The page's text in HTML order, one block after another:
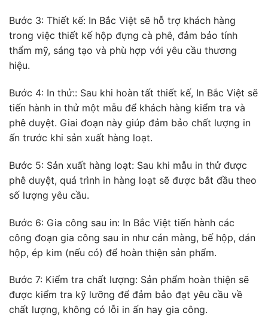
Bước 3: Thiết kế: In Bắc Việt sẽ hỗ trợ khách hàng
trong việc thiết kế hộp đựng cà phê, đảm bảo tính
thẩm mỹ, sáng tạo và phù hợp với yêu cầu thương
hiệu.
Bước 4: In thử:: Sau khi hoàn tất thiết kế, In Bắc Việt sẽ
tiến hành in thử một mẫu để khách hàng kiểm tra và
phê duyệt. Giai đoạn này giúp đảm bảo chất lượng in
ấn trước khi sản xuất hàng loạt.
Bước 5: Sản xuất hàng loạt: Sau khi mẫu in thử được
phê duyệt, quá trình in hàng loạt sẽ được bắt đầu theo
số lượng yêu cầu.
Bước 6: Gia công sau in: In Bắc Việt tiến hành các
công đoạn gia công sau in như cán màng, bế hộp, dán
hộp, ép kim (nếu có) để hoàn thiện sản phẩm.
Bước 7: Kiểm tra chất lượng: Sản phẩm hoàn thiện sẽ
được kiểm tra kỹ lưỡng để đảm bảo đạt yêu cầu về
chất lượng, không có lỗi in ấn hay gia công.